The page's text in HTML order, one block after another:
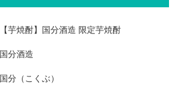
【芋焼酎】国分酒造 限定芋焼酎
国分酒造
国分（こくぶ）